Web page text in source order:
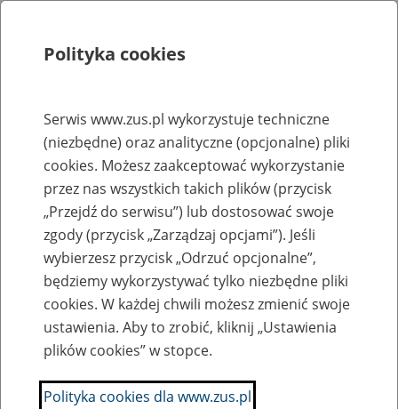
Rejestry, ewidencje i archiwa
Baza zlikwidowanych lub
przekształconych zakładów pracy
Nazwa zakładu pracy:
SZUKAJ
Polityka cookies
Serwis www.zus.pl wykorzystuje techniczne
(niezbędne) oraz analityczne (opcjonalne) pliki
cookies. Możesz zaakceptować wykorzystanie
przez nas wszystkich takich plików (przycisk
„Przejdź do serwisu”) lub dostosować swoje
zgody (przycisk „Zarządzaj opcjami”). Jeśli
wybierzesz przycisk „Odrzuć opcjonalne”,
będziemy wykorzystywać tylko niezbędne pliki
cookies. W każdej chwili możesz zmienić swoje
ustawienia. Aby to zrobić, kliknij „Ustawienia
plików cookies” w stopce.
Polityka cookies dla www.zus.pl